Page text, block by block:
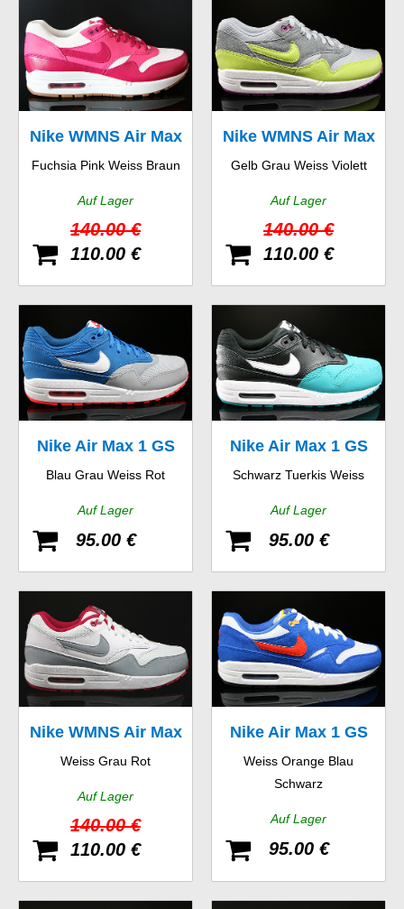
Nike WMNS Air Max
1 Vintage
Fuchsia Pink Weiss Braun
Auf Lager
140.00 €
110.00 €
Nike WMNS Air Max
1 Essential
Gelb Grau Weiss Violett
Auf Lager
140.00 €
110.00 €
Nike Air Max 1 GS
Blau Grau Weiss Rot
Auf Lager
95.00 €
Nike Air Max 1 GS
Schwarz Tuerkis Weiss
Auf Lager
95.00 €
Nike WMNS Air Max
1 Essential
Weiss Grau Rot
Auf Lager
140.00 €
110.00 €
Nike Air Max 1 GS
Weiss Orange Blau
Schwarz
Auf Lager
95.00 €